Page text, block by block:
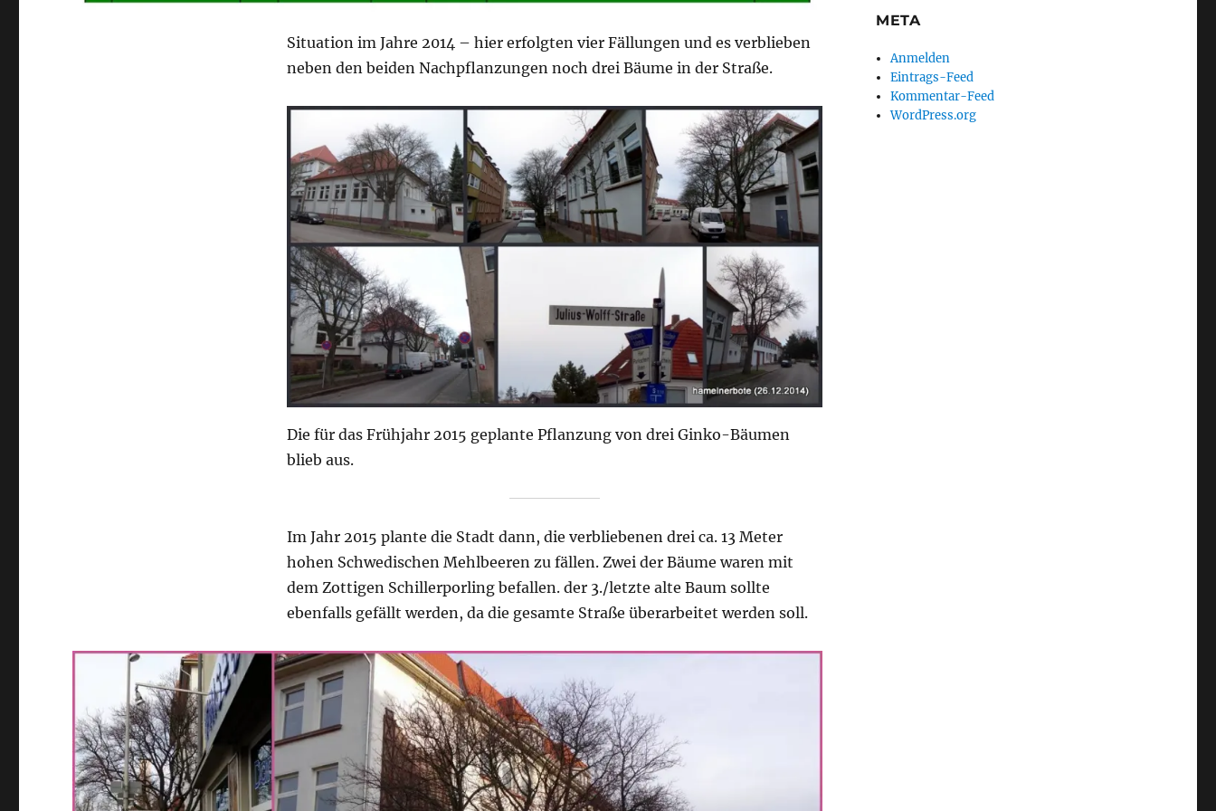
Situation im Jahre 2014 – hier erfolgten vier Fällungen und es verblieben
neben den beiden Nachpflanzungen noch drei Bäume in der Straße.
Die für das Frühjahr 2015 geplante Pflanzung von drei Ginko-Bäumen
blieb aus.
Im Jahr 2015 plante die Stadt dann, die verbliebenen drei ca. 13 Meter
hohen Schwedischen Mehlbeeren zu fällen. Zwei der Bäume waren mit
dem Zottigen Schillerporling befallen. der 3./letzte alte Baum sollte
ebenfalls gefällt werden, da die gesamte Straße überarbeitet werden soll.
META
Anmelden
Eintrags-Feed
Kommentar-Feed
WordPress.org